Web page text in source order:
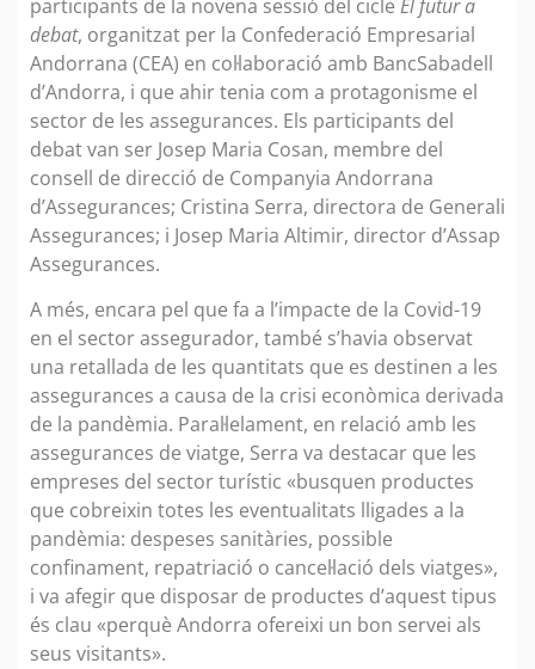
participants de la novena sessió del cicle El futur a
debat, organitzat per la Confederació Empresarial
Andorrana (CEA) en col·laboració amb BancSabadell
d’Andorra, i que ahir tenia com a protagonisme el
sector de les assegurances. Els participants del
debat van ser Josep Maria Cosan, membre del
consell de direcció de Companyia Andorrana
d’Assegurances; Cristina Serra, directora de Generali
Assegurances; i Josep Maria Altimir, director d’Assap
Assegurances.
A més, encara pel que fa a l’impacte de la Covid-19
en el sector assegurador, també s’havia observat
una retallada de les quantitats que es destinen a les
assegurances a causa de la crisi econòmica derivada
de la pandèmia. Paral·lelament, en relació amb les
assegurances de viatge, Serra va destacar que les
empreses del sector turístic «busquen productes
que cobreixin totes les eventualitats lligades a la
pandèmia: despeses sanitàries, possible
confinament, repatriació o cancel·lació dels viatges»,
i va afegir que disposar de productes d’aquest tipus
és clau «perquè Andorra ofereixi un bon servei als
seus visitants».